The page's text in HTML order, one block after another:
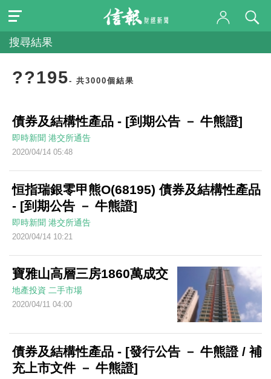
搜尋結果
??195- 共3000個結果
債券及結構性產品 - [到期公告 － 牛熊證]
即時新聞 港交所通告
2020/04/14 05:48
恒指瑞銀零甲熊O(68195) 債券及結構性產品
- [到期公告 － 牛熊證]
即時新聞 港交所通告
2020/04/14 10:21
寶雅山高層三房1860萬成交
地產投資 二手市場
2020/04/11 04:00
債券及結構性產品 - [發行公告 － 牛熊證 / 補
充上市文件 － 牛熊證]